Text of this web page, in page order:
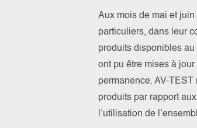
Aux mois de mai et
particuliers, dans leur
produits disponibles
ont pu être mises à
permanence. AV-
produits par rapport
l’utilisation de